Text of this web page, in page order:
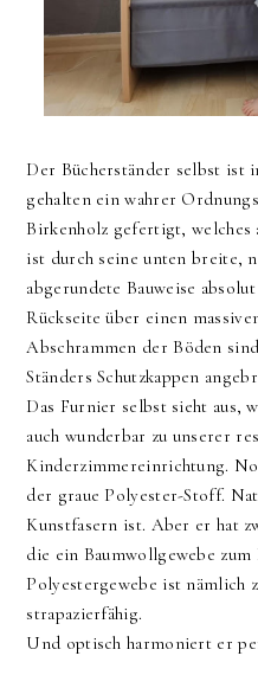
Der Bücherständer selbst ist
gehalten ein wahrer
Birkenholz gefertigt,
ist durch seine unten breite,
abgerundete Bauweise
Rückseite über einen
Abschrammen der Böden
Ständers Schutzkappen
Das Furnier selbst sieht aus,
auch wunderbar zu unserer
Kinderzimmereinrichtung.
der graue Polyester-Stoff.
Kunstfasern ist. Aber er hat
die ein Baumwollgewebe
Polyestergewebe ist nämlich
strapazierfähig.
Und optisch harmoniert er